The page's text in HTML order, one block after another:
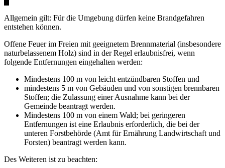
Allgemein gilt: Für die Umgebung dürfen keine Brandgefahren
entstehen können.
Offene Feuer im Freien mit geeignetem Brennmaterial (insbesondere
naturbelassenem Holz) sind in der Regel erlaubnisfrei, wenn
folgende Entfernungen eingehalten werden:
Mindestens 100 m von leicht entzündbaren Stoffen und
mindestens 5 m von Gebäuden und von sonstigen brennbaren
Stoffen; die Zulassung einer Ausnahme kann bei der
Gemeinde beantragt werden.
Mindestens 100 m von einem Wald; bei geringeren
Entfernungen ist eine Erlaubnis erforderlich, die bei der
unteren Forstbehörde (Amt für Ernährung Landwirtschaft und
Forsten) beantragt werden kann.
Des Weiteren ist zu beachten: